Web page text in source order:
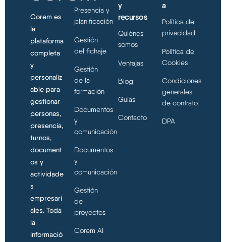
Corem es
la
plataforma
completa
y
personaliz
able para
gestionar
personas,
presencia,
turnos,
document
os y
actividade
s
empresari
ales. Toda
la
informació
Presencia y
planificación
Gestión
del fichaje
Gestión
de la
formación
Documentos
y
comunicación
Documentos
y
comunicación
Gestión
de
proyectos
Corem AI
y
recursos
Quiénes
somos
Ventajas
Blog
Guías
Contacto
a
Política de
privacidad
Política de
Cookies
Condiciones
generales
de contrato
DPA